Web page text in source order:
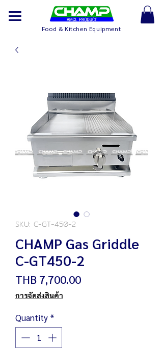
Food & Kitchen Equipment
SKU: C-GT-450-2
CHAMP Gas Griddle
C-GT450-2
THB 7,700.00Price
การจัดส่งสินค้า
Quantity *